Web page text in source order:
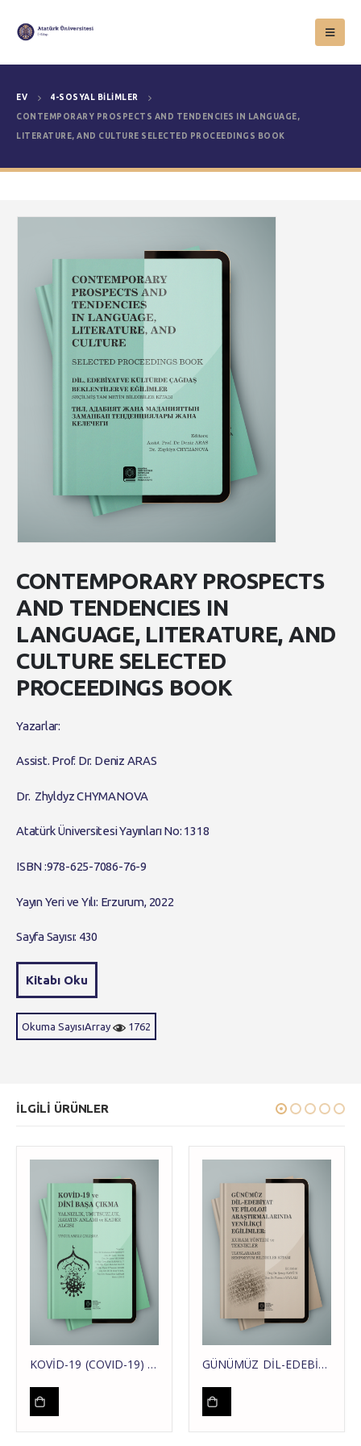
EV 4-SOSYAL BILIMLER
CONTEMPORARY PROSPECTS AND TENDENCIES IN LANGUAGE,
LITERATURE, AND CULTURE SELECTED PROCEEDINGS BOOK
CONTEMPORARY PROSPECTS
AND TENDENCIES IN
LANGUAGE, LITERATURE, AND
CULTURE SELECTED
PROCEEDINGS BOOK
Yazarlar:
Assist. Prof. Dr. Deniz ARAS
Dr. Zhyldyz CHYMANOVA
Atatürk Üniversitesi Yayınları No: 1318
ISBN :978-625-7086-76-9
Yayın Yeri ve Yılı: Erzurum, 2022
Sayfa Sayısı: 430
Kitabı Oku
Okuma SayısıArray 1762
ILGILI ÜRÜNLER
KOVİD-19 (COVID-19) ve DİNİ BAŞA ÇIKMA Yalnızlık, Umutsuzluk, Hayatın Anlamı ve Kader Algısı GÜNÜMÜZ DİL-EDEBİYAT VE FİLOLOJİ ARAŞTIRMALARINDA YENİLİKÇİ EĞİLİMLER: KURAM, YÖNTEM ve TEKNİKLER ULUSLARARASI SEMPOZYUM KİTABI